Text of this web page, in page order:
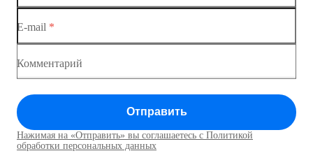
Коммутатор доступа MES1428-04
Коммутатор доступа MES1428
Коммутатор доступа MES1428
Коммутаторы доступа01
E-mail *
Комментарий
Отправить
Нажимая на «Отправить» вы соглашаетесь с Политикой
обработки персональных данных